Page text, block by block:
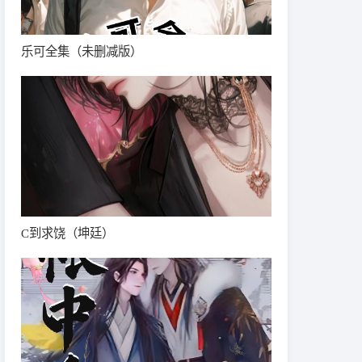
乐可全集（未删减版）
C到求饶（坤廷）